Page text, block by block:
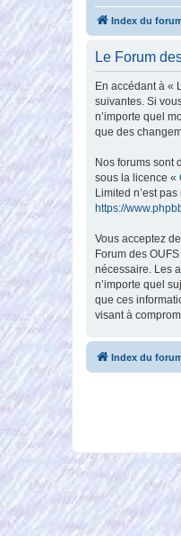
Index du
Le Forum
En accédant à «
suivantes. Si
n’importe quel
que des
Nos forums sont
sous la licence «
Limited n’est
https://
Vous acceptez
Forum des
nécessaire. Les
n’importe quel
que ces
visant à
Index du